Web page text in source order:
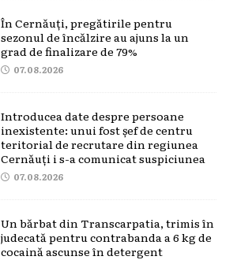
În Cernăuți, pregătirile pentru
sezonul de încălzire au ajuns la un
grad de finalizare de 79%
07.08.2026
Introducea date despre persoane
inexistente: unui fost șef de centru
teritorial de recrutare din regiunea
Cernăuți i s-a comunicat suspiciunea
07.08.2026
Un bărbat din Transcarpatia, trimis în
judecată pentru contrabanda a 6 kg de
cocaină ascunse în detergent